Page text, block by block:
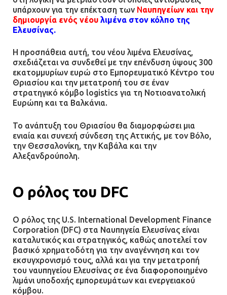
υπάρχουν για την επέκταση των Ναυπηγείων και την
δημιουργία ενός νέου λιμένα στον κόλπο της
Ελευσίνας.
Η προσπάθεια αυτή, του νέου λιμένα Ελευσίνας,
σχεδιάζεται να συνδεθεί με την επένδυση ύψους 300
εκατομμυρίων ευρώ στο Εμπορευματικό Κέντρο του
Θριασίου και την μετατροπή του σε έναν
στρατηγικό κόμβο logistics για τη Νοτιοανατολική
Ευρώπη και τα Βαλκάνια.
Το ανάπτυξη του Θριασίου θα διαμορφώσει μια
ενιαία και συνεχή σύνδεση της Αττικής, με τον Βόλο,
την Θεσσαλονίκη, την Καβάλα και την
Αλεξανδρούπολη.
Ο ρόλος του DFC
Ο ρόλος της U.S. International Development Finance
Corporation (DFC) στα Ναυπηγεία Ελευσίνας είναι
καταλυτικός και στρατηγικός, καθώς αποτελεί τον
βασικό χρηματοδότη για την αναγέννηση και τον
εκσυγχρονισμό τους, αλλά και για την μετατροπή
του ναυπηγείου Ελευσίνας σε ένα διαφοροποιημένο
λιμάνι υποδοχής εμπορευμάτων και ενεργειακού
κόμβου.